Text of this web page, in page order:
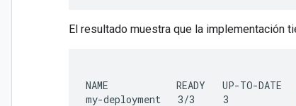
El resultado muestra que la implementación
NAME            READY   UP-TO-DATE